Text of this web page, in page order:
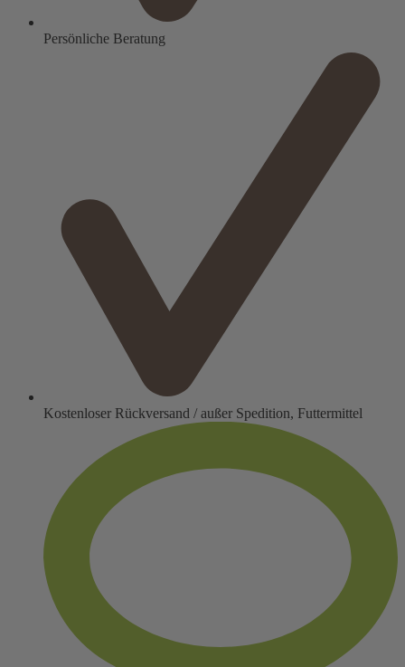
Persönliche Beratung
Kostenloser Rückversand / außer Spedition, Futtermittel